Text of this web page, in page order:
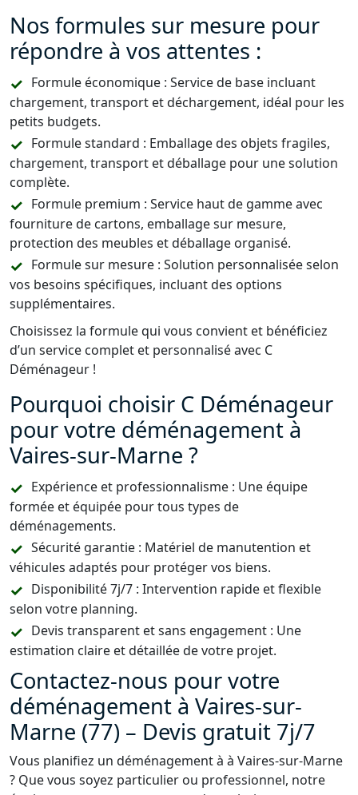
Nos formules sur mesure pour
répondre à vos attentes :
Formule économique : Service de base incluant
chargement, transport et déchargement, idéal pour les
petits budgets.
Formule standard : Emballage des objets fragiles,
chargement, transport et déballage pour une solution
complète.
Formule premium : Service haut de gamme avec
fourniture de cartons, emballage sur mesure,
protection des meubles et déballage organisé.
Formule sur mesure : Solution personnalisée selon
vos besoins spécifiques, incluant des options
supplémentaires.
Choisissez la formule qui vous convient et bénéficiez
d’un service complet et personnalisé avec C
Déménageur !
Pourquoi choisir C Déménageur
pour votre déménagement à
Vaires-sur-Marne ?
Expérience et professionnalisme : Une équipe
formée et équipée pour tous types de
déménagements.
Sécurité garantie : Matériel de manutention et
véhicules adaptés pour protéger vos biens.
Disponibilité 7j/7 : Intervention rapide et flexible
selon votre planning.
Devis transparent et sans engagement : Une
estimation claire et détaillée de votre projet.
Contactez-nous pour votre
déménagement à Vaires-sur-
Marne (77) – Devis gratuit 7j/7
Vous planifiez un déménagement à à Vaires-sur-Marne
? Que vous soyez particulier ou professionnel, notre